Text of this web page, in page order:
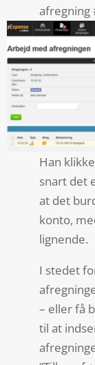
afregning
Han
snart det
at det
konto,
lignende.
I stedet
– eller få
til at